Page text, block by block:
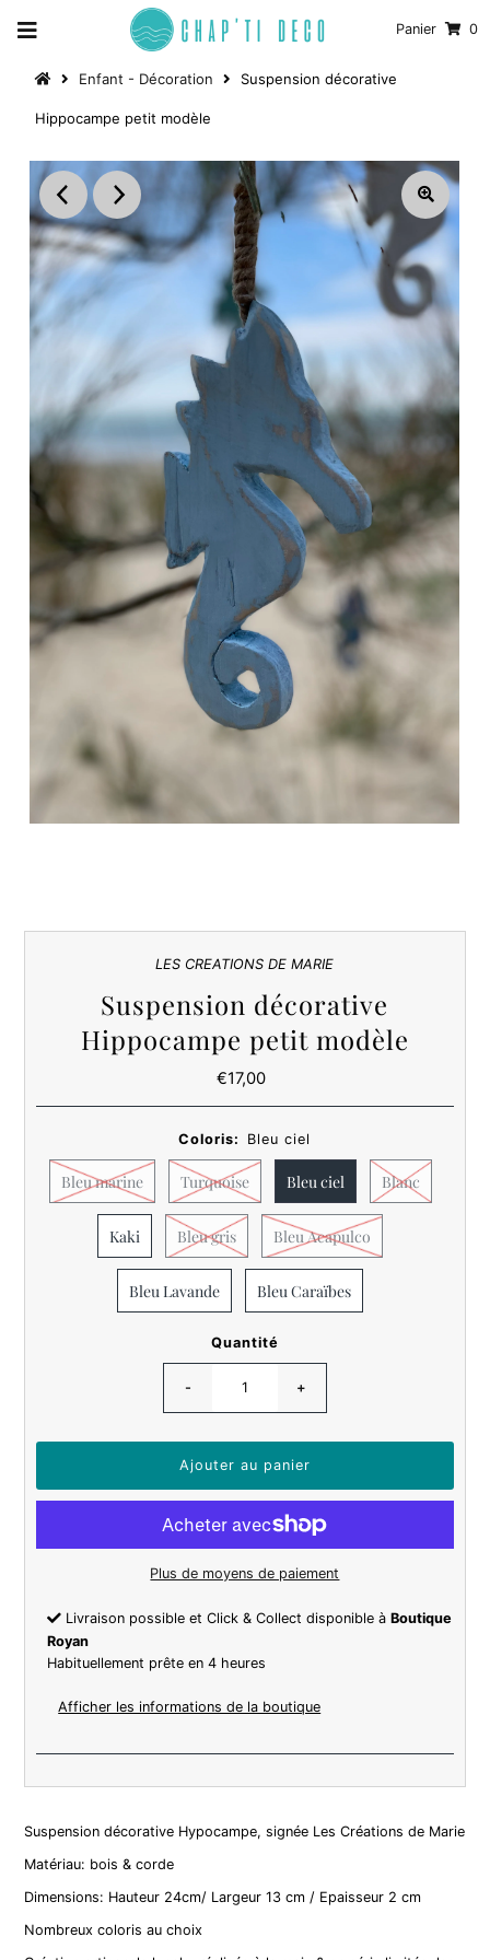
Panier 0
Enfant - Décoration Suspension décorative
Hippocampe petit modèle
LES CREATIONS DE MARIE
Suspension décorative
Hippocampe petit modèle
Prix
€17,00
Coloris: Bleu ciel
Bleu marine Turquoise Bleu ciel Blanc
Kaki Bleu gris Bleu Acapulco
Bleu Lavande Bleu Caraïbes
Quantité
- +
Plus de moyens de paiement
Livraison possible et Click & Collect disponible àBoutique
Royan
Habituellement prête en 4 heures
Afficher les informations de la boutique
Suspension décorative Hypocampe, signée Les Créations de Marie
Matériau: bois & corde
Dimensions: Hauteur 24cm/ Largeur 13 cm / Epaisseur 2 cm
Nombreux coloris au choix